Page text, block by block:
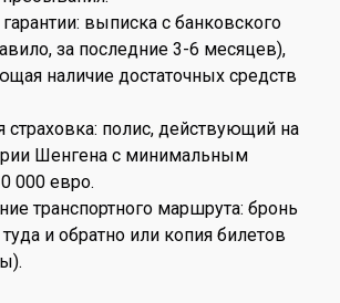
выписка с банковского
за последние 3-6 месяцев),
наличие достаточных средств
страховка: полис, действующий на
Шенгена с минимальным
000 евро.
транспортного маршрута: бронь
и обратно или копия билетов